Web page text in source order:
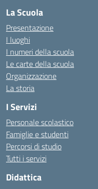
La Scuola
Presentazione
I luoghi
I numeri della scuola
Le carte della scuola
Organizzazione
La storia
I Servizi
Personale scolastico
Famiglie e studenti
Percorsi di studio
Tutti i servizi
Didattica